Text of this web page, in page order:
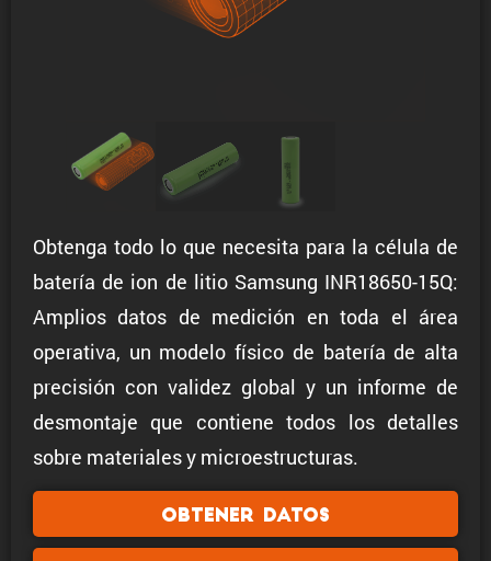
Obtenga todo lo que necesita para la célula de
batería de ion de litio Samsung INR18650-15Q:
Amplios datos de medición en toda el área
operativa, un modelo físico de batería de alta
precisión con validez global y un informe de
desmontaje que contiene todos los detalles
sobre materiales y microestructuras.
Obtener datos